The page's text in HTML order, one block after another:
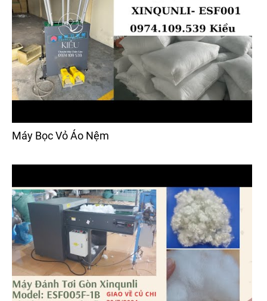
Máy Bọc Vỏ Áo Nệm